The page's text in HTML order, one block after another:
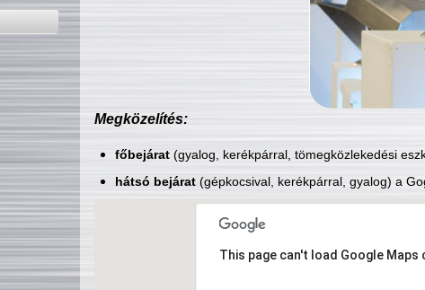
Megközelítés:
főbejárat(gyalog, kerékpárral, tömegközlekedési
hátsó bejárat(gépkocsival, kerékpárral, gyalog) a
This page can't load Google Maps